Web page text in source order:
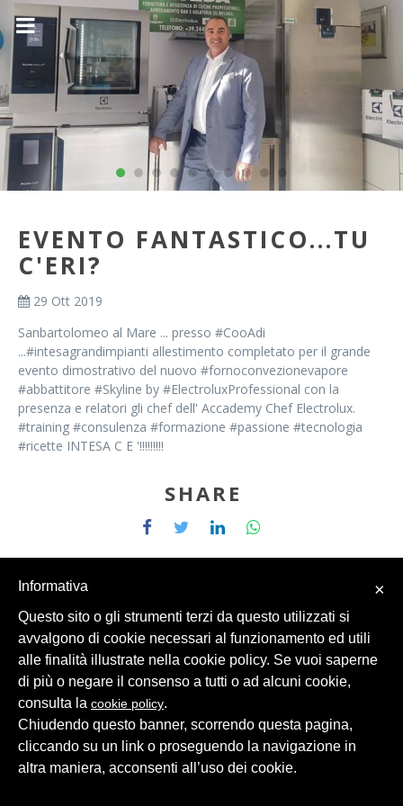
EVENTO FANTASTICO...TU
C'ERI?
29 Ott 2019
Sanbartolomeo al Mare ... presso #CooAdi
...#intesagrandimpianti allestimento completato per il grande
evento dimostrativo del nuovo #fornoconvezionevapore
#abbattitore #Skyline by #ElectroluxProfessional con la
presenza e relatori gli chef dell' Accademy Chef Electrolux.
#training #consulenza #formazione #passione #tecnologia
#ricette INTESA C E '!!!!!!!!!
SHARE
© 2026 Intesa Grandi Impianti Srl Dati Personali
×
Informativa
Questo sito o gli strumenti terzi da questo utilizzati si
avvalgono di cookie necessari al funzionamento ed utili
alle finalità illustrate nella cookie policy. Se vuoi saperne
di più o negare il consenso a tutti o ad alcuni cookie,
consulta la cookie policy.
Chiudendo questo banner, scorrendo questa pagina,
cliccando su un link o proseguendo la navigazione in
altra maniera, acconsenti all’uso dei cookie.